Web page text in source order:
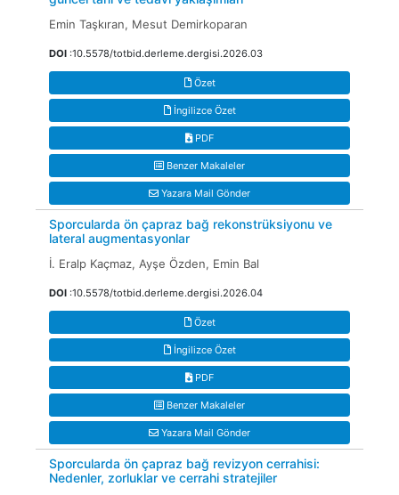
Emin Taşkıran, Mesut Demirkoparan
DOI :10.5578/totbid.derleme.dergisi.2026.03
Özet
İngilizce Özet
PDF
Benzer Makaleler
Yazara Mail Gönder
Sporcularda ön çapraz bağ rekonstrüksiyonu ve
lateral augmentasyonlar
İ. Eralp Kaçmaz, Ayşe Özden, Emin Bal
DOI :10.5578/totbid.derleme.dergisi.2026.04
Özet
İngilizce Özet
PDF
Benzer Makaleler
Yazara Mail Gönder
Sporcularda ön çapraz bağ revizyon cerrahisi:
Nedenler, zorluklar ve cerrahi stratejiler